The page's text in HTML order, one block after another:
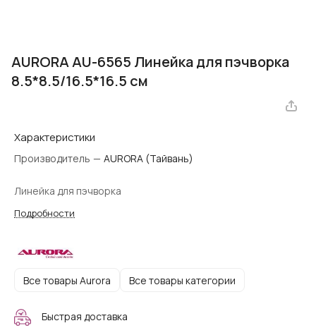
AURORA AU-6565 Линейка для пэчворка
8.5*8.5/16.5*16.5 см
Характеристики
Производитель — AURORA (Тайвань)
Линейка для пэчворка
Подробности
Все товары Aurora Все товары категории
Быстрая доставка